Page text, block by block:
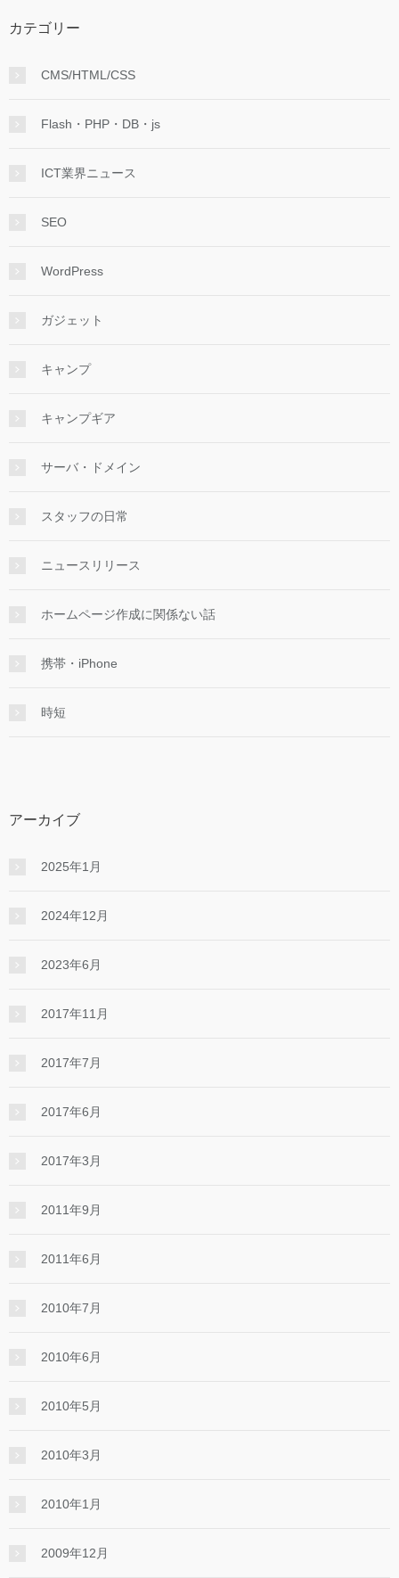
カテゴリー
CMS/HTML/CSS
Flash・PHP・DB・js
ICT業界ニュース
SEO
WordPress
ガジェット
キャンプ
キャンプギア
サーバ・ドメイン
スタッフの日常
ニュースリリース
ホームページ作成に関係ない話
携帯・iPhone
時短
アーカイブ
2025年1月
2024年12月
2023年6月
2017年11月
2017年7月
2017年6月
2017年3月
2011年9月
2011年6月
2010年7月
2010年6月
2010年5月
2010年3月
2010年1月
2009年12月